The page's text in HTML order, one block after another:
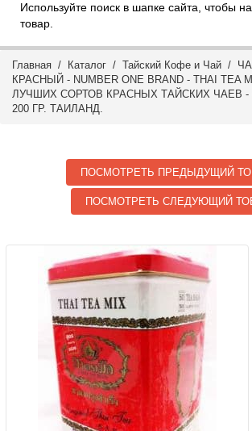
Используйте поиск в шапке сайта, чтобы
товар.
Главная / Каталог / Тайский Кофе и Чай /
КРАСНЫЙ - NUMBER ONE BRAND - THAI TEA
ЛУЧШИХ СОРТОВ КРАСНЫХ ТАЙСКИХ ЧАЕВ -
200 ГР. ТАИЛАНД.
ПОСМОТРЕТЬ ПРЕДЫДУЩИЙ
ПОСМОТРЕТЬ СЛЕДУЮЩИЙ